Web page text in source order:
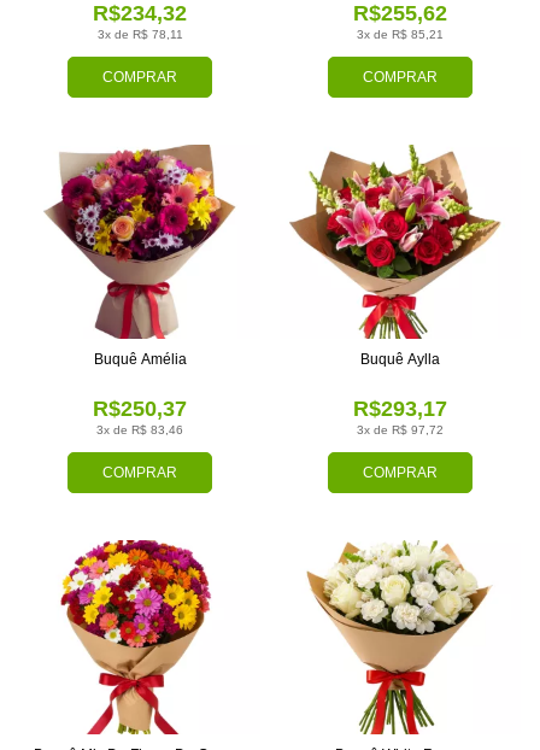
COMPRAR
3x de R$ 78,11
R$234,32
COMPRAR
3x de R$ 85,21
R$255,62
COMPRAR
3x de R$ 83,46
R$250,37
Buquê Amélia
COMPRAR
3x de R$ 97,72
R$293,17
Buquê Aylla